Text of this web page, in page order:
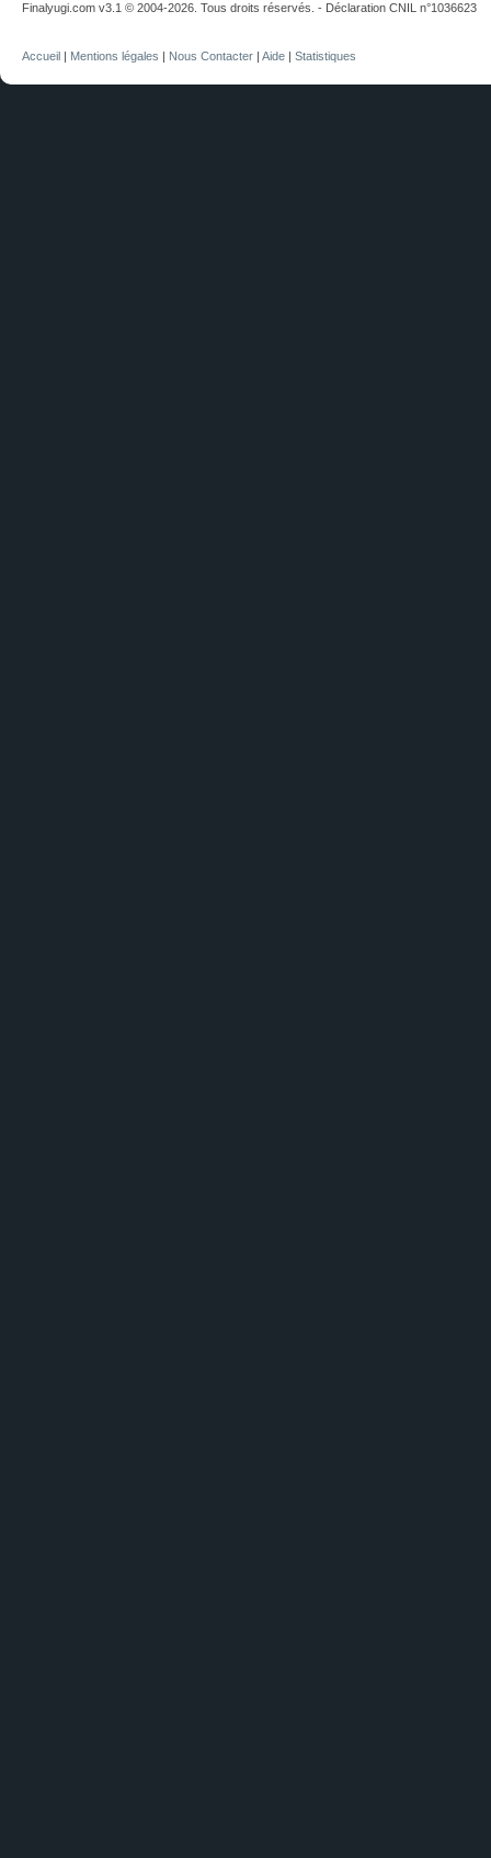
Finalyugi.com v3.1 © 2004-2026. Tous droits réservés. - Déclaration CNIL n°1036623
Accueil | Mentions légales | Nous Contacter | Aide | Statistiques